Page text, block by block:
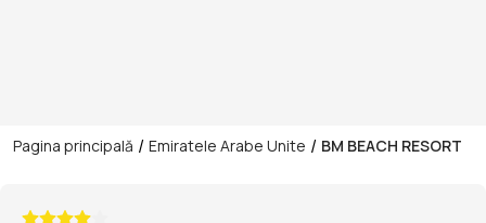
Pagina principală / Emiratele Arabe Unite / BM BEACH RESORT